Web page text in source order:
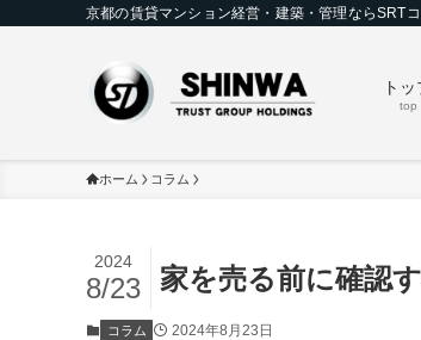
京都の賃貸マンション経営・建築・管理ならSRT
ト
top
ホーム コラム
家を売る前に確認
2024
8/23
コラム 2024年8月23日